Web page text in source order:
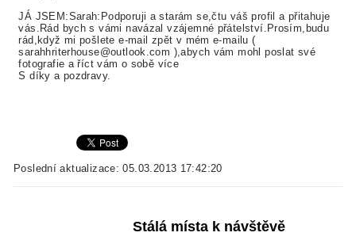
JÁ JSEM:Sarah:Podporuji a starám se,čtu váš profil a přitahuje
vás.Rád bych s vámi navázal vzájemné přátelství.Prosím,budu
rád,když mi pošlete e-mail zpět v mém e-mailu (
sarahhriterhouse@outlook.com ),abych vám mohl poslat své
fotografie a říct vám o sobě více
S díky a pozdravy.
Poslední aktualizace: 05.03.2013 17:42:20
Stálá místa k návštěvě